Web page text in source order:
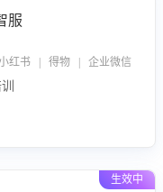
服
书 | 得物 | 企业微信
生效中